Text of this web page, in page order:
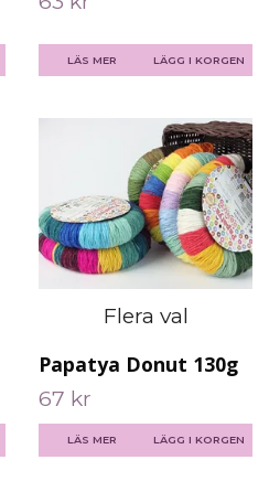
LÄS MER LÄGG I KORGEN
Flera val
Papatya Donut 130g
67 kr
LÄS MER LÄGG I KORGEN